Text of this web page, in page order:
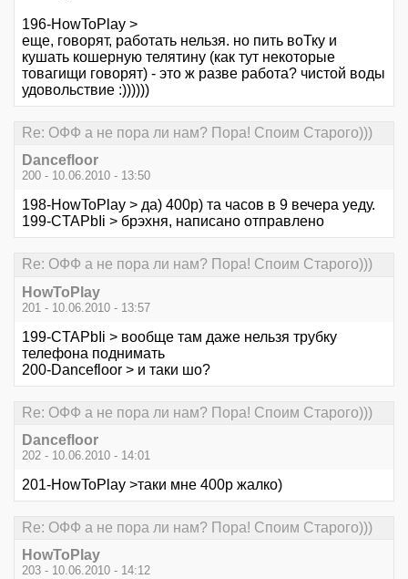
196-HowToPlay >
еще, говорят, работать нельзя. но пить воТку и
кушать кошерную телятину (как тут некоторые
товагищи говорят) - это ж разве работа? чистой воды
удовольствие :))))))
Re: ОФФ а не пора ли нам? Пора! Споим Старого)))
Dancefloor
200 - 10.06.2010 - 13:50
198-HowToPlay > да) 400р) та часов в 9 вечера уеду.
199-CTAPbIi > брэхня, написано отправлено
Re: ОФФ а не пора ли нам? Пора! Споим Старого)))
HowToPlay
201 - 10.06.2010 - 13:57
199-CTAPbIi > вообще там даже нельзя трубку
телефона поднимать
200-Dancefloor > и таки шо?
Re: ОФФ а не пора ли нам? Пора! Споим Старого)))
Dancefloor
202 - 10.06.2010 - 14:01
201-HowToPlay >таки мне 400р жалко)
Re: ОФФ а не пора ли нам? Пора! Споим Старого)))
HowToPlay
203 - 10.06.2010 - 14:12